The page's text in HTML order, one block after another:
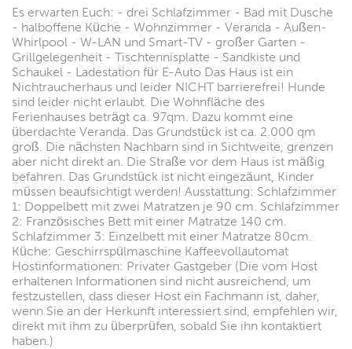
Es erwarten Euch: - drei Schlafzimmer - Bad mit Dusche
- halboffene Küche - Wohnzimmer - Veranda - Außen-
Whirlpool - W-LAN und Smart-TV - großer Garten -
Grillgelegenheit - Tischtennisplatte - Sandkiste und
Schaukel - Ladestation für E-Auto Das Haus ist ein
Nichtraucherhaus und leider NICHT barrierefrei! Hunde
sind leider nicht erlaubt. Die Wohnfläche des
Ferienhauses beträgt ca. 97qm. Dazu kommt eine
überdachte Veranda. Das Grundstück ist ca. 2.000 qm
groß. Die nächsten Nachbarn sind in Sichtweite, grenzen
aber nicht direkt an. Die Straße vor dem Haus ist mäßig
befahren. Das Grundstück ist nicht eingezäunt, Kinder
müssen beaufsichtigt werden! Ausstattung: Schlafzimmer
1: Doppelbett mit zwei Matratzen je 90 cm. Schlafzimmer
2: Französisches Bett mit einer Matratze 140 cm.
Schlafzimmer 3: Einzelbett mit einer Matratze 80cm.
Küche: Geschirrspülmaschine Kaffeevollautomat
Hostinformationen: Privater Gastgeber (Die vom Host
erhaltenen Informationen sind nicht ausreichend, um
festzustellen, dass dieser Host ein Fachmann ist, daher,
wenn Sie an der Herkunft interessiert sind, empfehlen wir,
direkt mit ihm zu überprüfen, sobald Sie ihn kontaktiert
haben.)